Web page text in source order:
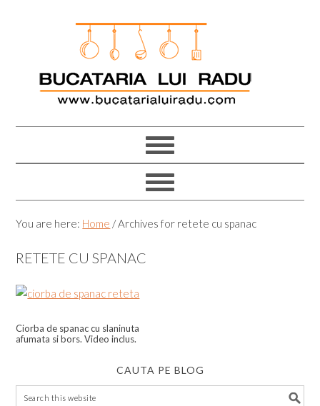
You are here: Home /Archives for retete cu spanac
RETETE CU SPANAC
Ciorba de spanac cu slaninuta
afumata si bors. Video inclus.
CAUTA PE BLOG